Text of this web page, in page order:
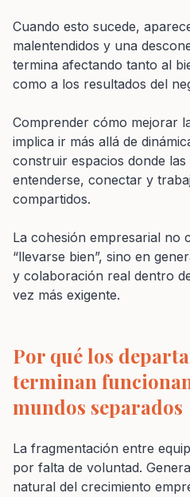
Cuando esto sucede,
malentendidos y una
termina afectando tanto al
como a los resultados del
Comprender cómo mejorar
implica ir más allá de
construir espacios donde
entenderse, conectar y
compartidos.
La cohesión empresarial no
“llevarse bien”, sino en
y colaboración real dentro
vez más exigente.
Por qué los
terminan
mundos separados
La fragmentación entre
por falta de voluntad.
natural del crecimiento